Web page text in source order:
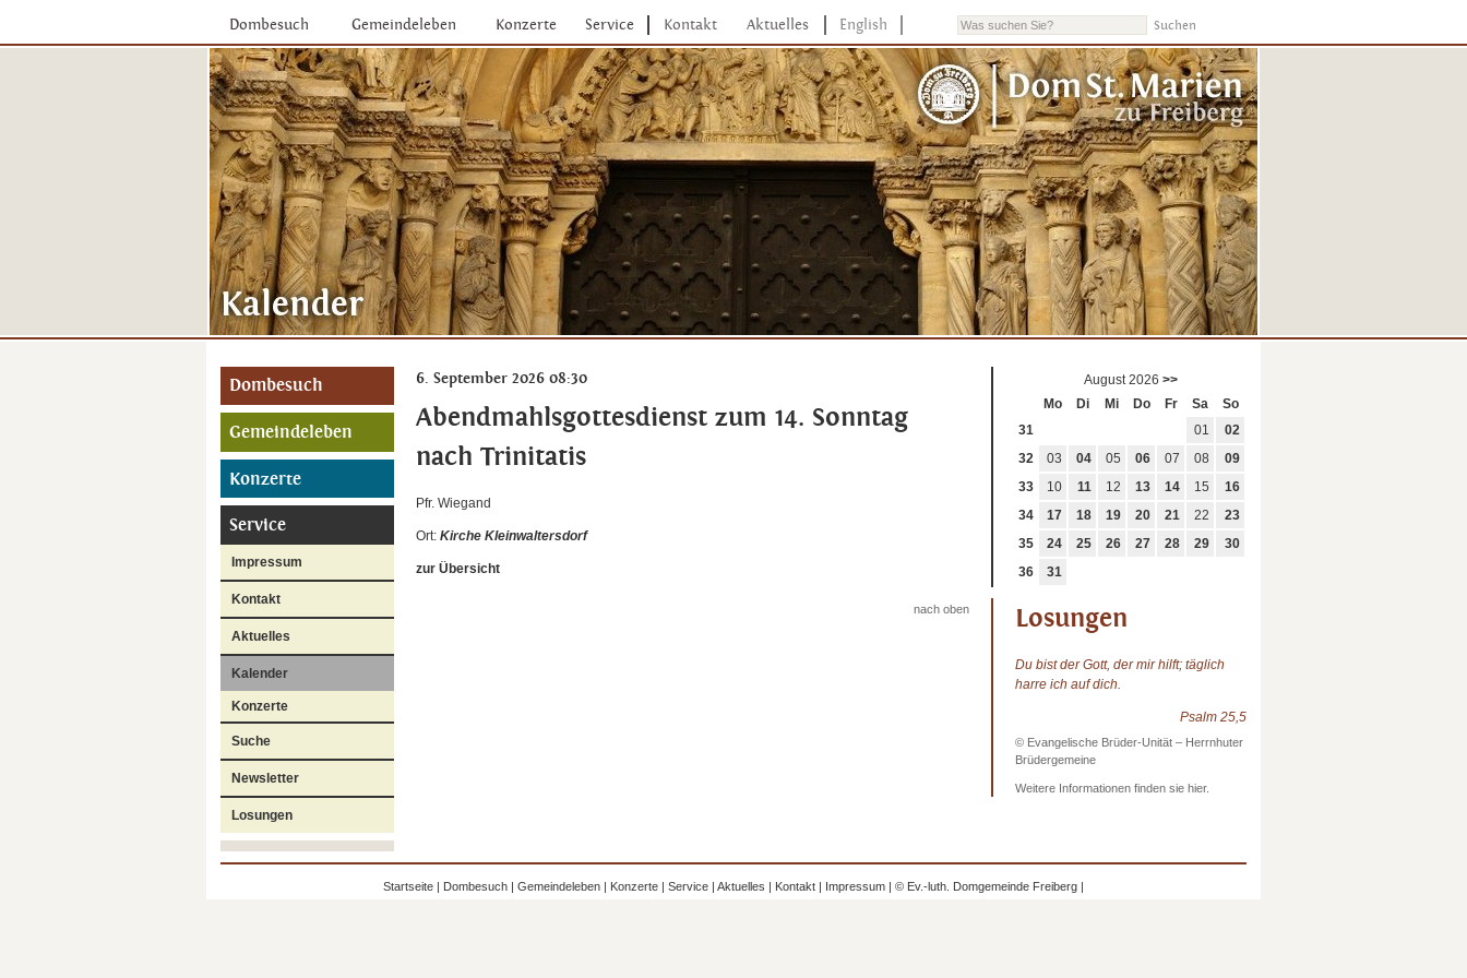
Dombesuch Gemeindeleben Konzerte Service Kontakt Aktuelles English
Dom
St. Marien
Dombesuch
Gemeindeleben
Konzerte
Service
Impressum
Kontakt
Aktuelles
Kalender
Konzerte
Suche
Newsletter
Losungen
6. September 2026 08:30
Abendmahlsgottesdienst zum 14. Sonntag
nach Trinitatis
Pfr. Wiegand
Ort: Kirche Kleinwaltersdorf
zur Übersicht
nach oben
August 2026 >>
Mo
Di Mi Do Fr Sa
So
31
01
02
32
03 04 05 06 07 08
09
33
10 11 12 13 14 15
16
34
17 18 19 20 21 22
23
35
24 25 26 27 28 29
30
36
31
Losungen
Du bist der Gott, der mir hilft; täglich
harre ich auf dich.
Psalm 25,5
© Evangelische Brüder-Unität – Herrnhuter
Brüdergemeine
Weitere Informationen finden sie hier.
Startseite | Dombesuch | Gemeindeleben | Konzerte | Service | Aktuelles | Kontakt | Impressum | © Ev.-luth. Domgemeinde Freiberg |